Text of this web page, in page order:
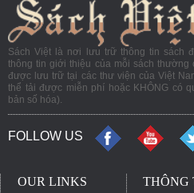
Sách Việt là nơi lưu trữ thông tin sách
thông tin giới thiệu của mỗi sách
được lưu trữ tại các thư viện của Việt
thể tải được miễn phí hoặc KHÔNG có
bản số hóa).
FOLLOW US
OUR LINKS THÔNG